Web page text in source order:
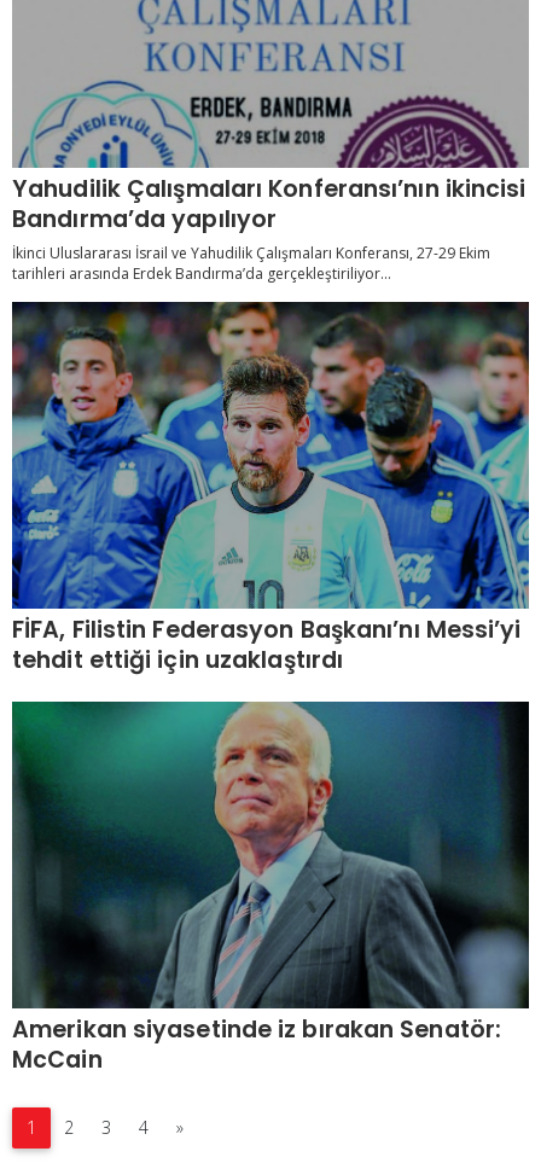
Yahudilik Çalışmaları Konferansı’nın ikincisi
Bandırma’da yapılıyor
İkinci Uluslararası İsrail ve Yahudilik Çalışmaları Konferansı, 27-29 Ekim
tarihleri arasında Erdek Bandırma’da gerçekleştiriliyor...
FİFA, Filistin Federasyon Başkanı’nı Messi’yi
tehdit ettiği için uzaklaştırdı
Amerikan siyasetinde iz bırakan Senatör:
McCain
1 2 3 4 »